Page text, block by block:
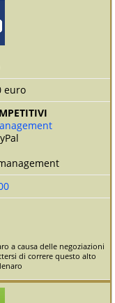
euro
a causa delle negoziazioni
di correre questo alto